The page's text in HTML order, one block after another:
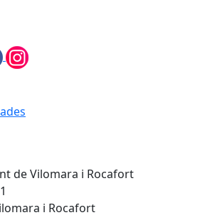
de Vilomara i Rocafort
i Rocafort